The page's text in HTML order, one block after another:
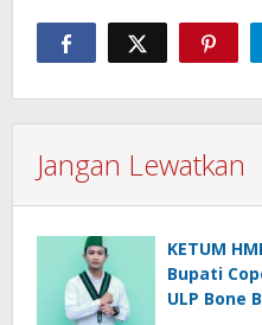
Jangan Lewatkan
KETUM
Bupati
ULP Bone